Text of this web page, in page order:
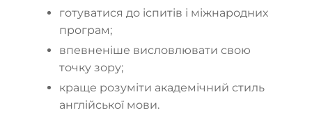
готуватися до іспитів і міжнародних
програм;
впевненіше висловлювати свою
точку зору;
краще розуміти академічний стиль
англійської мови.